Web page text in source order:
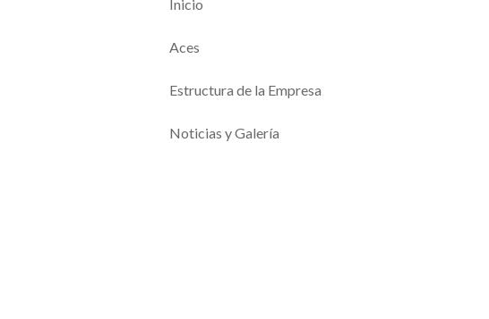
Inicio
Aces
Estructura de la Empresa
Noticias y Galería